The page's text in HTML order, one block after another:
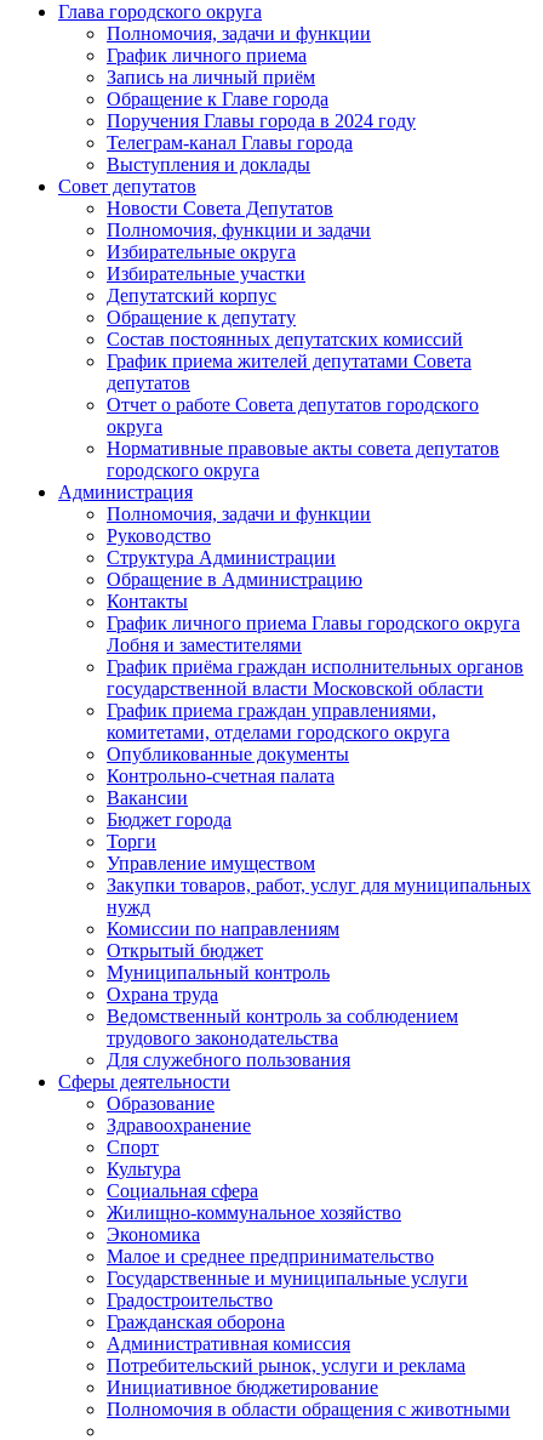
Глава городского округа
Полномочия, задачи и функции
График личного приема
Запись на личный приём
Обращение к Главе города
Поручения Главы города в 2024 году
Телеграм-канал Главы города
Выступления и доклады
Совет депутатов
Новости Совета Депутатов
Полномочия, функции и задачи
Избирательные округа
Избирательные участки
Депутатский корпус
Обращение к депутату
Состав постоянных депутатских комиссий
График приема жителей депутатами Совета
депутатов
Отчет о работе Совета депутатов городского
округа
Нормативные правовые акты совета депутатов
городского округа
Администрация
Полномочия, задачи и функции
Руководство
Структура Администрации
Обращение в Администрацию
Контакты
График личного приема Главы городского округа
Лобня и заместителями
График приёма граждан исполнительных органов
государственной власти Московской области
График приема граждан управлениями,
комитетами, отделами городского округа
Опубликованные документы
Контрольно-счетная палата
Вакансии
Бюджет города
Торги
Управление имуществом
Закупки товаров, работ, услуг для муниципальных
нужд
Комиссии по направлениям
Открытый бюджет
Муниципальный контроль
Охрана труда
Ведомственный контроль за соблюдением
трудового законодательства
Для служебного пользования
Сферы деятельности
Образование
Здравоохранение
Спорт
Культура
Социальная сфера
Жилищно-коммунальное хозяйство
Экономика
Малое и среднее предпринимательство
Государственные и муниципальные услуги
Градостроительство
Гражданская оборона
Административная комиссия
Потребительский рынок, услуги и реклама
Инициативное бюджетирование
Полномочия в области обращения с животными